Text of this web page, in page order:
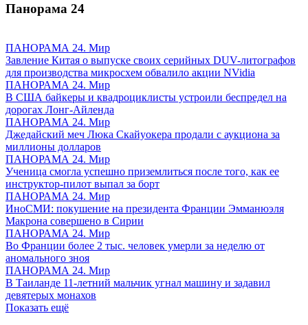
Панорама 24
ПАНОРАМА 24. Мир
Завление Китая о выпуске своих серийных DUV-литографов
для производства микросхем обвалило акции NVidia
ПАНОРАМА 24. Мир
В США байкеры и квадроциклисты устроили беспредел на
дорогах Лонг-Айленда
ПАНОРАМА 24. Мир
Джедайский меч Люка Скайуокера продали с аукциона за
миллионы долларов
ПАНОРАМА 24. Мир
Ученица смогла успешно приземлиться после того, как ее
инструктор-пилот выпал за борт
ПАНОРАМА 24. Мир
ИноСМИ: покушение на президента Франции Эмманюэля
Макрона совершено в Сирии
ПАНОРАМА 24. Мир
Во Франции более 2 тыс. человек умерли за неделю от
аномального зноя
ПАНОРАМА 24. Мир
В Таиланде 11-летний мальчик угнал машину и задавил
девятерых монахов
Показать ещё